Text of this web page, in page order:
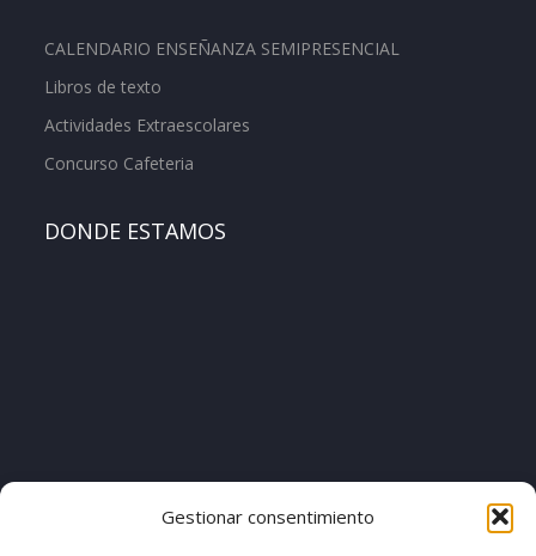
Gestionar consentimiento
CALENDARIO ENSEÑANZA SEMIPRESENCIAL
Libros de texto
Actividades Extraescolares
Concurso Cafeteria
DONDE ESTAMOS